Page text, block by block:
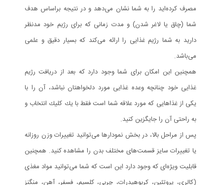
مصرف كرده‌ايد را به شما نشان می‌دهد و در نتيجه براساس هدف
شما (چاق يا لاغر شدن) و مدت زمانی كه برای رژيم خود مدنظر
داريد به شما رژيم غذايی را ارائه می‌كند كه بسيار دقيق و علمی
می‌باشد.
همچنين اين امكان برای شما وجود دارد كه بعد از دريافت رژيم
غذايی خود چنانچه وعده غذايی مورد دلخواهتان نباشد، آن را با
يكی از غذاهايی كه مورد علاقه شما است فقط با يك كليك انتخاب و
به راحتی آن را جايگزين كنيد.
پس از مراحل بالا، در بخش نمودارها می‌توانيد تغييرات وزن روزانه
يا تغييرات سایز قسمت‌های مختلف بدن را مشاهده كنيد. همچنين
قابليت ويژه‌ای كه وجود دارد اين است كه شما می‌توانيد مواد مغذی
(كالری، پروتئين، كربوهيدرات‌، چربی، كلسيم، فسفر، آهن، منگنز